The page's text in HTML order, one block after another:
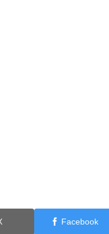
Facebook